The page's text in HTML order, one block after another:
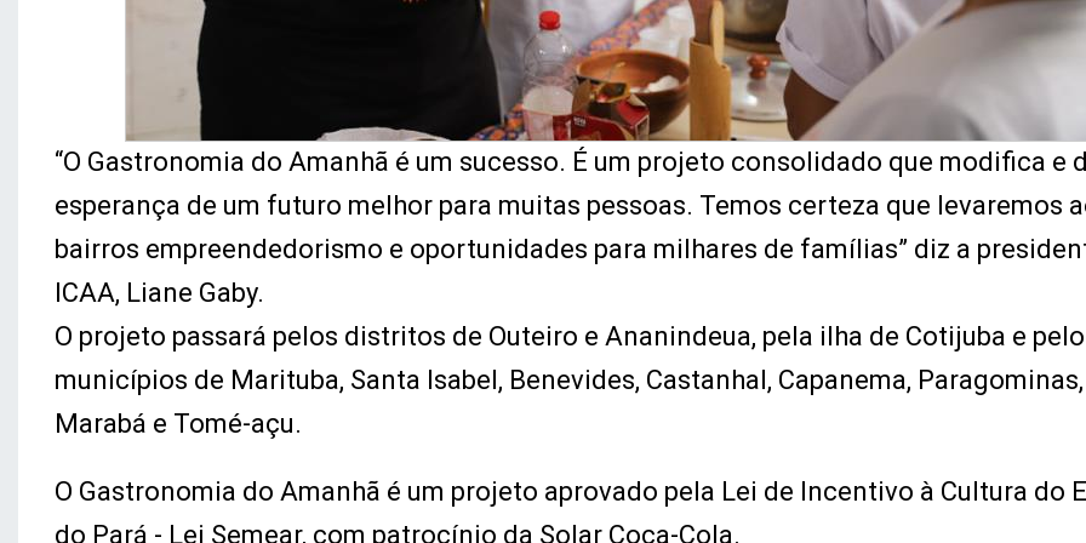
“O Gastronomia do Amanhã é um sucesso. É um projeto consolidado que modifica e
esperança de um futuro melhor para muitas pessoas. Temos certeza que levaremos
bairros empreendedorismo e oportunidades para milhares de famílias” diz a
ICAA, Liane Gaby.
O projeto passará pelos distritos de Outeiro e Ananindeua, pela ilha de Cotijuba e
municípios de Marituba, Santa Isabel, Benevides, Castanhal, Capanema, Paragominas,
Marabá e Tomé-açu.
O Gastronomia do Amanhã é um projeto aprovado pela Lei de Incentivo à Cultura do
do Pará - Lei Semear, com patrocínio da Solar Coca-Cola.